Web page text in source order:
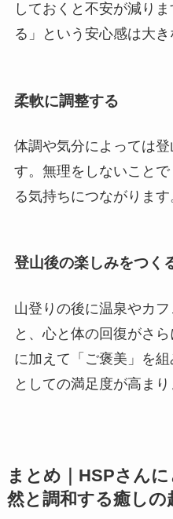
しておくと不安が減り
る」という安心感は大き
柔軟に調整する
体調や気分によっては
す。無理をしないこと
る気持ちにつながります
登山後の楽しみをつく
山登りの後に温泉やカ
と、心と体の回復がさ
に加えて「ご褒美」を
としての満足度が高まり
まとめ｜HSPさん
然と調和する癒しの